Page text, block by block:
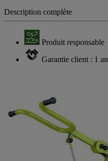
Description complète
Produit responsable
Garantie client : 1 an